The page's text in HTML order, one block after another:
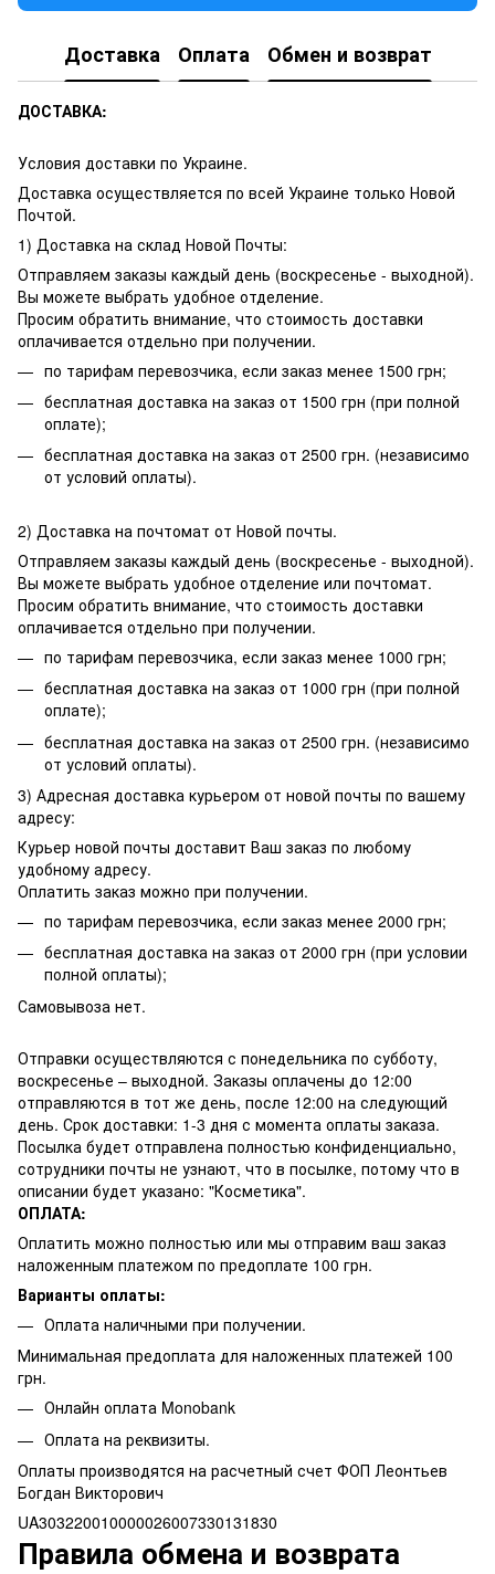
Доставка Оплата Обмен и возврат
ДОСТАВКА:
Условия доставки по Украине.
Доставка осуществляется по всей Украине только Новой
Почтой.
1) Доставка на склад Новой Почты:
Отправляем заказы каждый день (воскресенье - выходной).
Вы можете выбрать удобное отделение.
Просим обратить внимание, что стоимость доставки
оплачивается отдельно при получении.
по тарифам перевозчика, если заказ менее 1500 грн;
бесплатная доставка на заказ от 1500 грн (при полной
оплате);
бесплатная доставка на заказ от 2500 грн. (независимо
от условий оплаты).
2) Доставка на почтомат от Новой почты.
Отправляем заказы каждый день (воскресенье - выходной).
Вы можете выбрать удобное отделение или почтомат.
Просим обратить внимание, что стоимость доставки
оплачивается отдельно при получении.
по тарифам перевозчика, если заказ менее 1000 грн;
бесплатная доставка на заказ от 1000 грн (при полной
оплате);
бесплатная доставка на заказ от 2500 грн. (независимо
от условий оплаты).
3) Адресная доставка курьером от новой почты по вашему
адресу:
Курьер новой почты доставит Ваш заказ по любому
удобному адресу.
Оплатить заказ можно при получении.
по тарифам перевозчика, если заказ менее 2000 грн;
бесплатная доставка на заказ от 2000 грн (при условии
полной оплаты);
Самовывоза нет.
Отправки осуществляются с понедельника по субботу,
воскресенье – выходной. Заказы оплачены до 12:00
отправляются в тот же день, после 12:00 на следующий
день. Срок доставки: 1-3 дня с момента оплаты заказа.
Посылка будет отправлена полностью конфиденциально,
сотрудники почты не узнают, что в посылке, потому что в
описании будет указано: "Косметика".
ОПЛАТА:
Оплатить можно полностью или мы отправим ваш заказ
наложенным платежом по предоплате 100 грн.
Варианты оплаты:
Оплата наличными при получении.
Минимальная предоплата для наложенных платежей 100
грн.
Онлайн оплата Monobank
Оплата на реквизиты.
Оплаты производятся на расчетный счет ФОП Леонтьев
Богдан Викторович
UA303220010000026007330131830
Правила обмена и возврата